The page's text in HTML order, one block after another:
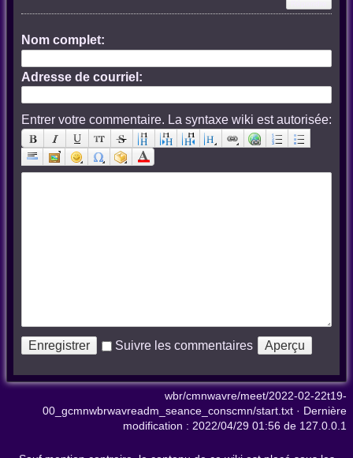
Nom complet:
Adresse de courriel:
Entrer votre commentaire. La syntaxe wiki est autorisée:
Suivre les commentaires
wbr/cmnwavre/meet/2022-02-22t19-
00_gcmnwbrwavreadm_seance_conscmn/start.txt · Dernière
modification : 2022/04/29 01:56 de 127.0.0.1